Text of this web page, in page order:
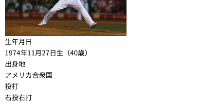
生年月日
1974年11月27日生（40歳）
出身地
アメリカ合衆国
投打
右投右打